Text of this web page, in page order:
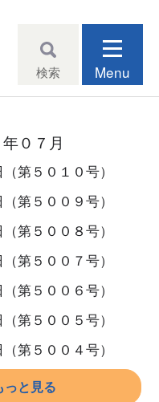
Menu
検索
０７月
第５０１０号）
第５００９号）
第５００８号）
第５００７号）
第５００６号）
第５００５号）
第５００４号）
っと見る